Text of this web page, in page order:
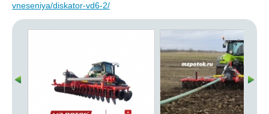
vneseniya/diskator-vd6-2/